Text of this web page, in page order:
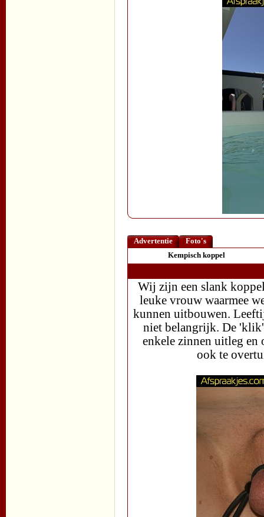
Advertentie
Foto's
Kempisch koppel
Wij zijn een slank
leuke vrouw waarmee
kunnen uitbouwen.
niet belangrijk. De 'klik'
enkele zinnen uitleg en
ook te